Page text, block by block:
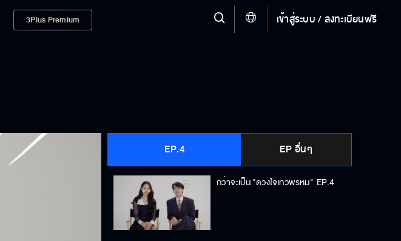
3Plus Premium เข้าสู่ระบบ / ลงทะเบียนฟรี
EP.4 EP อื่นๆ
กว่าจะเป็น "ดวงใจเทวพรหม" EP.4